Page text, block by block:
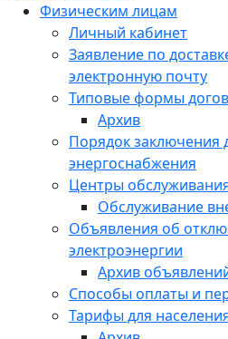
Физическим лицам
Личный кабинет
Заявление по
электронную почту
Типовые формы
Архив
Порядок заключения
энергоснабжения
Центры
Обслуживание
Объявления об
электроэнергии
Архив
Способы оплаты и
Тарифы для